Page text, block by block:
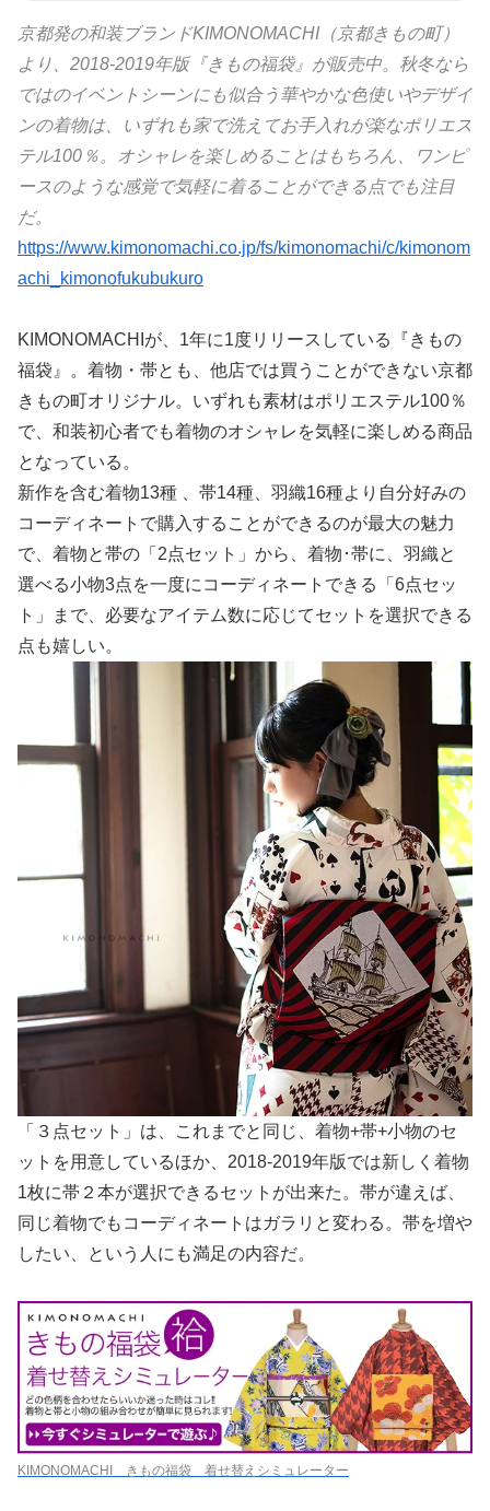
京都発の和装ブランドKIMONOMACHI（京都きもの町）
より、2018-2019年版『きもの福袋』が販売中。秋冬なら
ではのイベントシーンにも似合う華やかな色使いやデザイ
ンの着物は、いずれも家で洗えてお手入れが楽なポリエス
テル100％。オシャレを楽しめることはもちろん、ワンピ
ースのような感覚で気軽に着ることができる点でも注目
だ。
https://www.kimonomachi.co.jp/fs/kimonomachi/c/kimonom
achi_kimonofukubukuro
KIMONOMACHIが、1年に1度リリースしている『きもの
福袋』。着物・帯とも、他店では買うことができない京都
きもの町オリジナル。いずれも素材はポリエステル100％
で、和装初心者でも着物のオシャレを気軽に楽しめる商品
となっている。
新作を含む着物13種 、帯14種、羽織16種より自分好みの
コーディネートで購入することができるのが最大の魅力
で、着物と帯の「2点セット」から、着物･帯に、羽織と
選べる小物3点を一度にコーディネートできる「6点セッ
ト」まで、必要なアイテム数に応じてセットを選択できる
点も嬉しい。
「３点セット」は、これまでと同じ、着物+帯+小物のセ
ットを用意しているほか、2018-2019年版では新しく着物
1枚に帯２本が選択できるセットが出来た。帯が違えば、
同じ着物でもコーディネートはガラリと変わる。帯を増や
したい、という人にも満足の内容だ。
KIMONOMACHI きもの福袋 着せ替えシミュレーター